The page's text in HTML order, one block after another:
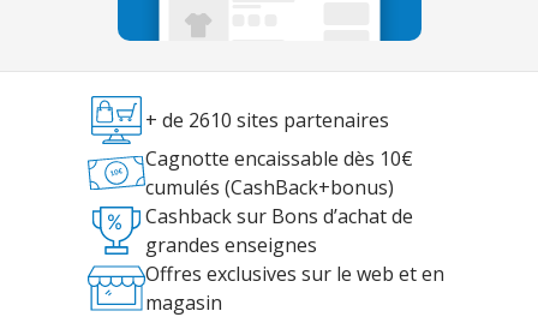
+ de 2610 sites partenaires
Cagnotte encaissable dès 10€
cumulés (CashBack+bonus)
Cashback sur Bons d’achat de
grandes enseignes
Offres exclusives sur le web et en
magasin